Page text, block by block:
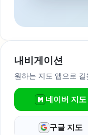
내비게이션
원하는 지도 앱으로
네이버 지도
구글 지도